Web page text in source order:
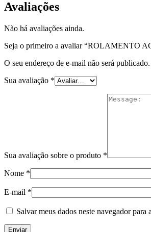
Avaliações
Não há avaliações ainda.
Seja o primeiro a avaliar “ROLAMENTO
O seu endereço de e-mail não será publicado.
Sua avaliação *
Sua avaliação sobre o produto *
Nome *
E-mail *
Salvar meus dados neste navegador